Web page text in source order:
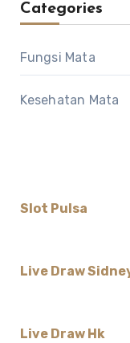
Categories
Fungsi Mata
Kesehatan Mata
Slot Pulsa
Live Draw
Live Draw Hk